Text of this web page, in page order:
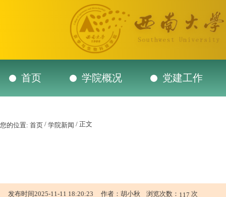
首页 学院概况 党建工作
您的位置: 首页 / 学院新闻 / 正文
发布时间2025-11-11 18:20:23 作者：胡小秋 浏览次数： 117 次